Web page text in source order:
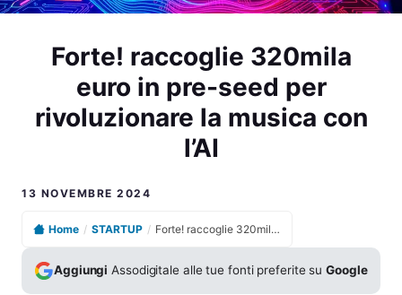
Forte! raccoglie 320mila
euro in pre-seed per
rivoluzionare la musica con
l’AI
13 NOVEMBRE 2024
Home / STARTUP / Forte! raccoglie 320mila euro in pre-seed per rivoluzionare la musica con l’AI
Aggiungi Assodigitale alle tue fonti preferite suGoogle